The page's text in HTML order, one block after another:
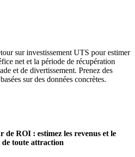
sur investissement UTS pour estimer
net et la période de récupération
et de divertissement. Prenez des
sur des données concrètes.
de ROI : estimez les revenus et le
toute attraction